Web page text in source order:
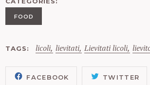
FOOD
TAGS licoli lievitati Lievitati licoli
FACEBOOK TWITTER